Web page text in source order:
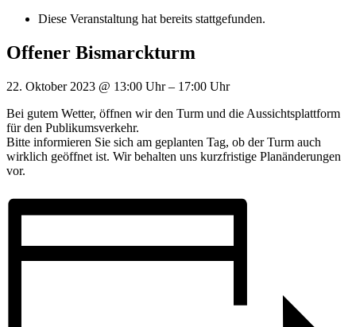
Diese Veranstaltung hat bereits stattgefunden.
Offener Bismarckturm
22. Oktober 2023 @ 13:00 Uhr– 17:00 Uhr
Bei gutem Wetter, öffnen wir den Turm und die Aussichtsplattform
für den Publikumsverkehr.
Bitte informieren Sie sich am geplanten Tag, ob der Turm auch
wirklich geöffnet ist. Wir behalten uns kurzfristige Planänderungen
vor.